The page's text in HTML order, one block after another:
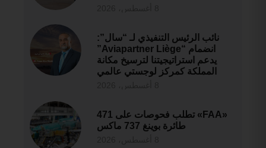
نائب الرئيس التنفيذي لـ “سال”:
انضمام “Aviapartner Liège”
يدعم استراتيجيتنا لترسيخ مكانة
المملكة كمركز لوجستي عالمي
«FAA» تطلب فحوصات على 471
طائرة بوينغ 737 ماكس